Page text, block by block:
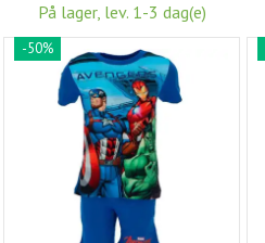
På lager, lev. 1-3 dag(e)
-50%